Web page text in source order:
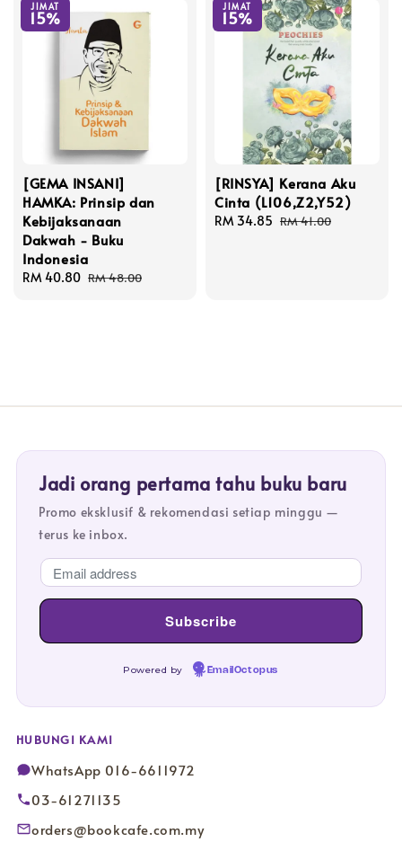
JIMAT
15%
[GEMA INSANI]
HAMKA: Prinsip dan
Kebijaksanaan
Dakwah - Buku
Indonesia
Sale
RM 40.80 Regular
RM 48.00
JIMAT
15%
[RINSYA] Kerana Aku
Cinta (L106,Z2,Y52)
Sale
RM 34.85 Regular
RM 41.00
Jadi orang pertama tahu buku baru
Promo eksklusif & rekomendasi setiap minggu —
terus ke inbox.
Powered by EmailOctopus
HUBUNGI KAMI
WhatsApp 016-6611972
03-61271135
orders@bookcafe.com.my